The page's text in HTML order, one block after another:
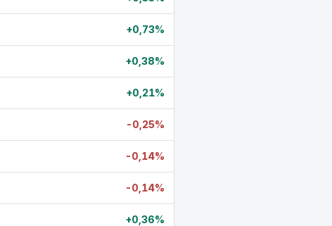
+0,73%
+0,38%
+0,21%
-0,25%
-0,14%
-0,14%
+0,36%